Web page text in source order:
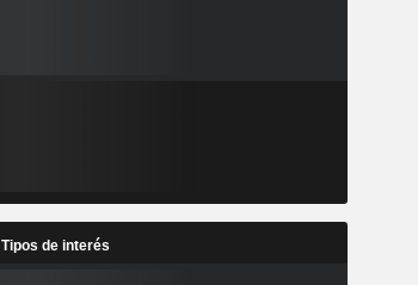
Tipos de interés